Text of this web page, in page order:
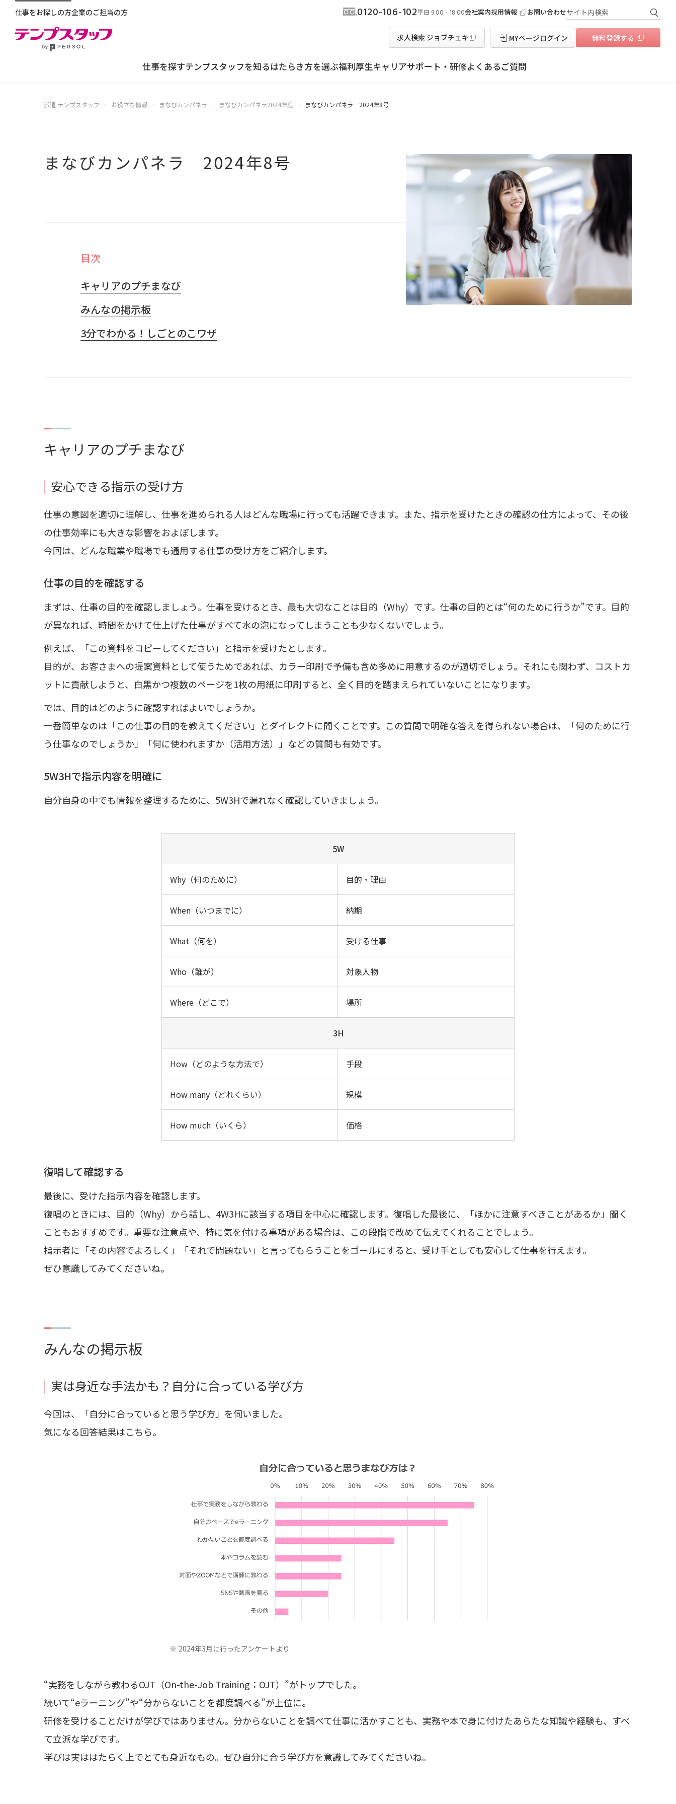
仕事をお探しの方企業のご担当の方 0120-106-102平日 9:00 - 18:00会社案内採用情報 お問い合わせ
求人検索 ジョブチェキ
仕事を探す
仕事を探す 求人検索 ジョブチェキ
テンプスタッフを知る
テンプスタッフを知る テンプスタッフが選ばれる理由 テンプアプリについて
はたらき方を選ぶ
はたらき方を選ぶ 派遣ではたらく 紹介予定派遣ではたらく
福利厚生
福利厚生 社会保険 休暇制度
キャリアサポート ・研修
キャリアサポート・研修 自宅で好きなときに学べる 講師からみんなと学べる
よくあるご質問
派遣 テンプスタッフ お役立ち情報 まなびカンパネラ まなびカンパネラ2024年度 まなびカンパネラ 2024年8号
まなびカンパネラ 2024年8号
目次
キャリアのプチまなび
みんなの掲示板
3分でわかる！しごとのこワザ
キャリアのプチまなび
安心できる指示の受け方
仕事の意図を適切に理解し、仕事を進められる人はどんな職場に行っても活躍できます。また、指示を受けたときの確認の仕方によって、その後
の仕事効率にも大きな影響をおよぼします。
今回は、どんな職業や職場でも通用する仕事の受け方をご紹介します。
仕事の目的を確認する
まずは、仕事の目的を確認しましょう。仕事を受けるとき、最も大切なことは目的（Why）です。仕事の目的とは“何のために行うか”です。目的
が異なれば、時間をかけて仕上げた仕事がすべて水の泡になってしまうことも少なくないでしょう。
例えば、「この資料をコピーしてください」と指示を受けたとします。
目的が、お客さまへの提案資料として使うためであれば、カラー印刷で予備も含め多めに用意するのが適切でしょう。それにも関わず、コストカ
ットに貢献しようと、白黒かつ複数のページを1枚の用紙に印刷すると、全く目的を踏まえられていないことになります。
では、目的はどのように確認すればよいでしょうか。
一番簡単なのは「この仕事の目的を教えてください」とダイレクトに聞くことです。この質問で明確な答えを得られない場合は、「何のために行
う仕事なのでしょうか」「何に使われますか（活用方法）」などの質問も有効です。
5W3Hで指示内容を明確に
自分自身の中でも情報を整理するために、5W3Hで漏れなく確認していきましょう。
5W
Why（何のために） 目的・理由
When（いつまでに） 納期
What（何を） 受ける仕事
Who（誰が） 対象人物
Where（どこで） 場所
3H
How（どのような方法で） 手段
How many（どれくらい） 規模
How much（いくら） 価格
復唱して確認する
最後に、受けた指示内容を確認します。
復唱のときには、目的（Why）から話し、4W3Hに該当する項目を中心に確認します。復唱した最後に、「ほかに注意すべきことがあるか」聞く
こともおすすめです。重要な注意点や、特に気を付ける事項がある場合は、この段階で改めて伝えてくれることでしょう。
指示者に「その内容でよろしく」「それで問題ない」と言ってもらうことをゴールにすると、受け手としても安心して仕事を行えます。
ぜひ意識してみてくださいね。
みんなの掲示板
実は身近な手法かも？自分に合っている学び方
今回は、「自分に合っていると思う学び方」を伺いました。
気になる回答結果はこちら。
2024年3月に行ったアンケートより
“実務をしながら教わるOJT（On-the-Job Training：OJT）”がトップでした。
続いて“eラーニング”や“分からないことを都度調べる”が上位に。
研修を受けることだけが学びではありません。分からないことを調べて仕事に活かすことも、実務や本で身に付けたあらたな知識や経験も、すべ
て立派な学びです。
学びは実ははたらく上でとても身近なもの。ぜひ自分に合う学び方を意識してみてくださいね。